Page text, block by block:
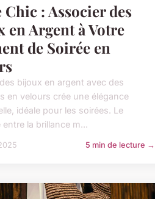
Chic : Associer des
en Argent à Votre
de Soirée en
bijoux en argent avec des
en velours crée une élégance
idéale pour les soirées. Le
la brillance m...
5 min de lecture →